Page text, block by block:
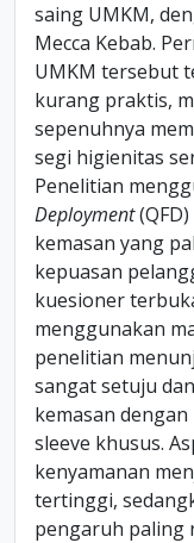
saing UMKM,
Mecca Kebab.
UMKM tersebut
kurang praktis,
sepenuhnya
segi higienitas
Penelitian
Deployment
kemasan yang
kepuasan
kuesioner
menggunakan
penelitian
sangat setuju
kemasan
sleeve khusus.
kenyamanan
tertinggi,
pengaruh paling